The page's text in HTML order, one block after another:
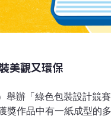
美觀又環保
舉辦「綠色包裝設計競
獎作品中有一紙成型的